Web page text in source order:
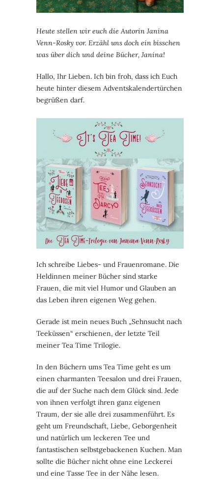
Heute stellen wir euch die Autorin Janina
Venn-Rosky vor. Erzähl uns doch ein bisschen
was über dich und deine Bücher, Janina!
Hallo, Ihr Lieben. Ich bin froh, dass ich Euch
heute hinter diesem Adventskalendertürchen
begrüßen darf.
Ich schreibe Liebes- und Frauenromane. Die
Heldinnen meiner Bücher sind starke
Frauen, die mit viel Humor und Glauben an
das Leben ihren eigenen Weg gehen.
Gerade ist mein neues Buch „Sehnsucht nach
Teeküssen“ erschienen, der letzte Teil
meiner Tea Time Trilogie.
In den Büchern ums Tea Time geht es um
einen charmanten Teesalon und drei Frauen,
die auf der Suche nach dem Glück sind. Jede
von ihnen verfolgt ihren ganz eigenen
Traum, der sie alle drei zusammenführt. Es
geht um Freundschaft, Liebe, Geborgenheit
und natürlich um leckeren Tee und
fantastischen selbstgebackenen Kuchen. Man
sollte die Bücher nicht ohne eine Leckerei
und eine Tasse Tee in der Nähe lesen.